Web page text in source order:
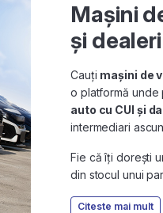
Mașini
și
Cauți mașini de
o platformă unde
auto cu CUI și
intermediari
Fie că îți dorești
din stocul unui
Citeste mai mult